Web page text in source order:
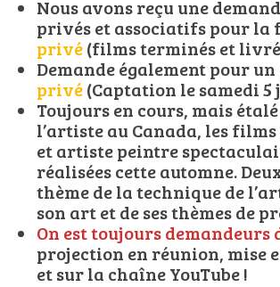
Nous avons reçu une
privés et associatifs pour la
privé(films terminés et
Demande également pour
privé(Captation le samedi
Toujours en cours, mais
l’artiste au Canada, les
et artiste peintre
réalisées cette automne.
thème de la technique de
son art et de ses thèmes de
On est toujours demandeurs
projection en réunion, mise
et sur la chaîne YouTube !